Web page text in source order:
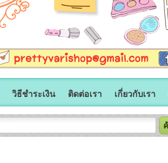
วิธีชำระเงิน ติดต่อเรา เกี่ยวกับเรา